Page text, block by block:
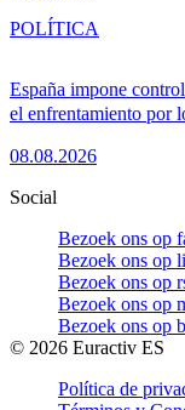
España impone
el enfrentamiento por
08.08.2026
POLÍTICA
Social
Bezoek ons op
Bezoek ons op
Bezoek ons op
Bezoek ons op
Bezoek ons op
© 2026 Euractiv ES
Política de